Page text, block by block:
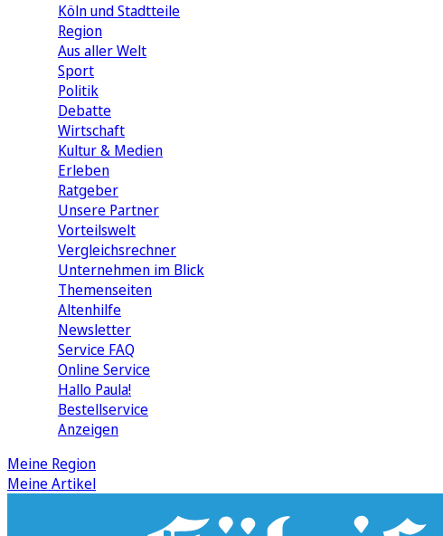
Köln und Stadtteile
Region
Aus aller Welt
Sport
Politik
Debatte
Wirtschaft
Kultur & Medien
Erleben
Ratgeber
Unsere Partner
Vorteilswelt
Vergleichsrechner
Unternehmen im Blick
Themenseiten
Altenhilfe
Newsletter
Service FAQ
Online Service
Hallo Paula!
Bestellservice
Anzeigen
Meine Region
Meine Artikel